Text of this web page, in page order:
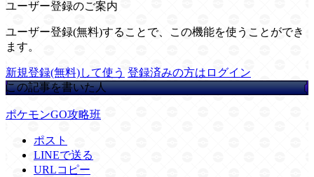
ユーザー登録のご案内
ユーザー登録(無料)することで、この機能を使うことができ
ます。
新規登録(無料)して使う 登録済みの方はログイン
この記事を書いた人
ポケモンGO攻略班
ポスト
LINEで送る
URLコピー